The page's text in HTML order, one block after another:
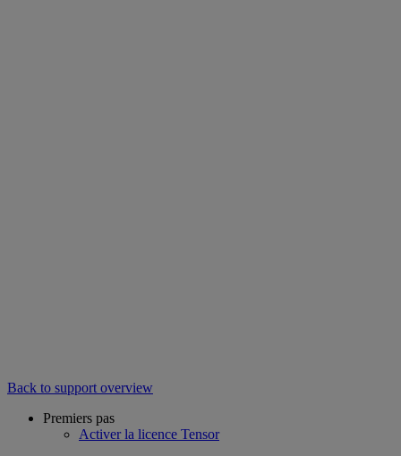
Back to support overview
Premiers pas
Activer la licence Tensor